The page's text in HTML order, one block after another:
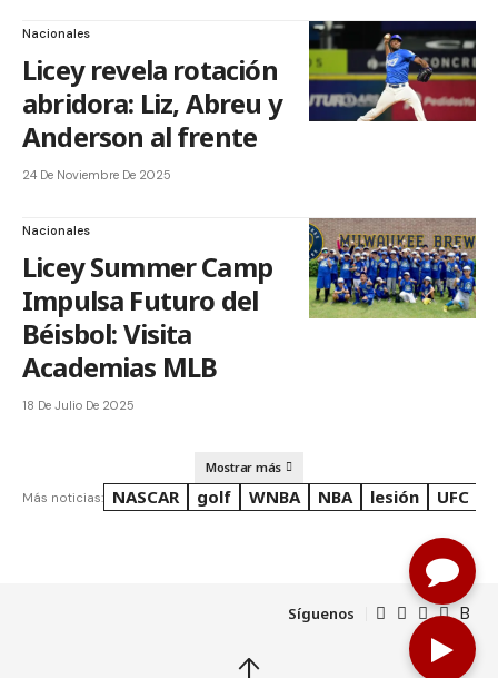
Nacionales
Licey revela rotación
abridora: Liz, Abreu y
Anderson al frente
24 De Noviembre De 2025
Nacionales
Licey Summer Camp
Impulsa Futuro del
Béisbol: Visita
Academias MLB
18 De Julio De 2025
Mostrar más
Más noticias: NASCAR golf WNBA NBA lesión UFC
Síguenos
↑